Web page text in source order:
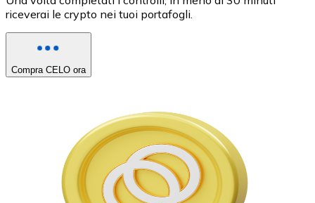
riceverai le crypto nei tuoi portafogli.
Compra CELO ora